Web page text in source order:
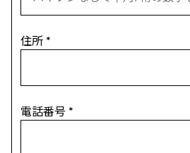
住所 *
電話番号 *